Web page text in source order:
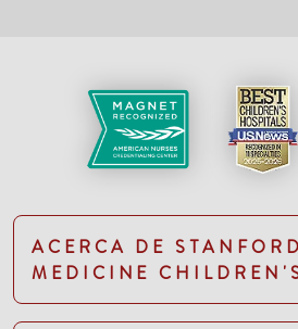
ACERCA DE STANFORD
MEDICINE